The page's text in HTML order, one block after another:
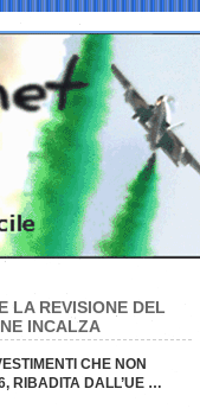
LA REVISIONE DEL
INCALZA
CHE NON
RIBADITA DALL’UE …